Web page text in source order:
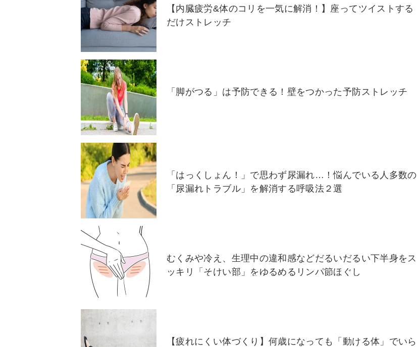
【内臓疲労&体のコリを一気に解消！】座ってツイストする
だけストレッチ
「脚がつる」は予防できる！壁をつかった予防ストレッチ
「はっくしょん！」で思わず尿漏れ…！悩んでいる人多数の
「尿漏れトラブル」を解消する呼吸法２選
むくみや冷え、生理中の違和感などだるいだるい下半身をス
ッキリ「そけい部」をゆるめるリンパ節ほぐし
【疲れにくい体づくり】何歳になっても「動ける体」でいら